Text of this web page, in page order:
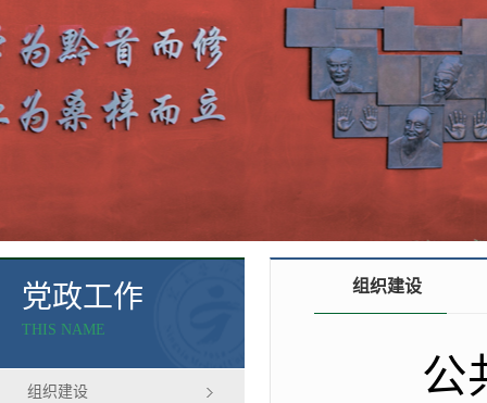
党政工作
THIS NAME
组织建设
组织建设
公